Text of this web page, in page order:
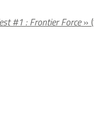
#1 : Frontier Force»